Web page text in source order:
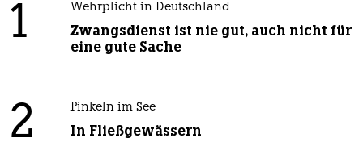
1 Wehrplicht in Deutschland
Zwangsdienst ist nie gut, auch nicht für
eine gute Sache
2 Pinkeln im See
In Fließgewässern